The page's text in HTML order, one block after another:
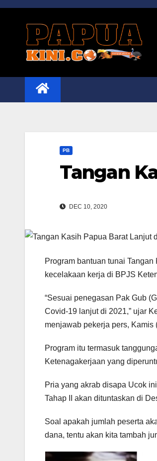
Skip
PB
Tangan
DEC 10, 2020
Program bantuan tunai
kecelakaan kerja di BPJS
“Sesuai penegasan Pak Gub
Covid-19 lanjut di 2021,” ujar
menjawab pekerja pers, Kamis
Program itu termasuk
Ketenagakerjaan yang
Pria yang akrab disapa Ucok
Tahap II akan dituntaskan di
Soal apakah jumlah peserta
dana, tentu akan kita tambah